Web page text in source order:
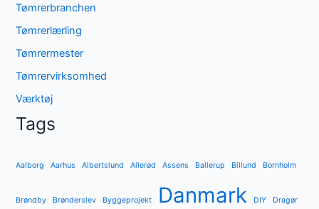
Tømrerbranchen
Tømrerlærling
Tømrermester
Tømrervirksomhed
Værktøj
Tags
Aalborg Aarhus Albertslund Allerød Assens Ballerup Billund Bornholm
Brøndby Brønderslev Byggeprojekt Danmark DIY Dragør